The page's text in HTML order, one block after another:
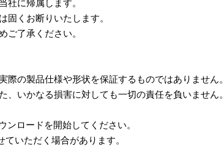
社に帰属します。
固くお断りいたします。
ご了承ください。
の製品仕様や形状を保証するものではありません。
いかなる損害に対しても一切の責任を負いません。
ロードを開始してください。
いただく場合があります。